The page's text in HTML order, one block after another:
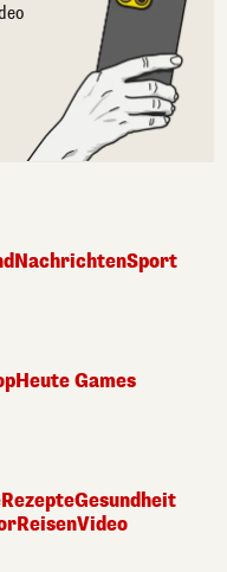
NachrichtenSport
Heute Games
RezepteGesundheit
ReisenVideo